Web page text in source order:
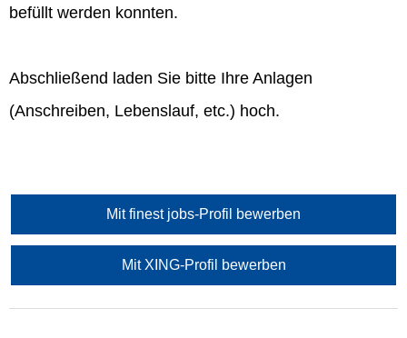
befüllt werden konnten.
Abschließend laden Sie bitte Ihre Anlagen
(Anschreiben, Lebenslauf, etc.) hoch.
Mit finest jobs-Profil bewerben
Mit XING-Profil bewerben